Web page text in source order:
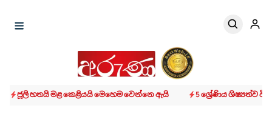
ජූලි හතයි මළ කෙළියයි මෙහෙම වෙන්නෙ ඇයි 5 ශ්‍රේණිය ශිෂ්‍යත්ව